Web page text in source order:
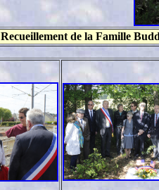
Recueillement de la Famille